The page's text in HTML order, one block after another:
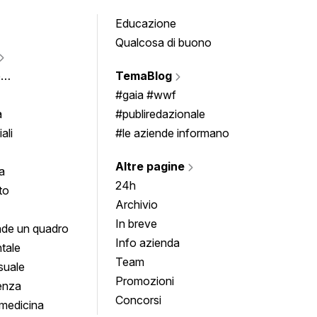
un quadro
Educazione
Qualcosa di buono
TemaBlog
#gaia #wwf
#publiredazionale
#le aziende informano
Altre pagine
24h
Archivio
In breve
Info azienda
Team
Promozioni
Concorsi